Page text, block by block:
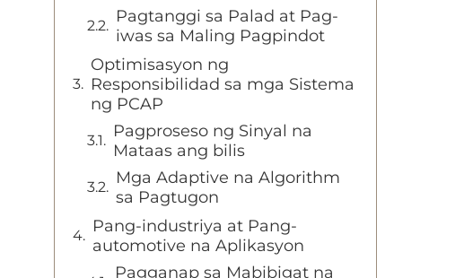
Pagtanggi sa Palad at Pag-
iwas sa Maling Pagpindot
Optimisasyon ng
Responsibilidad sa mga Sistema
ng PCAP
Pagproseso ng Sinyal na
Mataas ang bilis
Mga Adaptive na Algorithm
sa Pagtugon
Pang-industriya at Pang-
automotive na Aplikasyon
Pagganap sa Mabibigat na